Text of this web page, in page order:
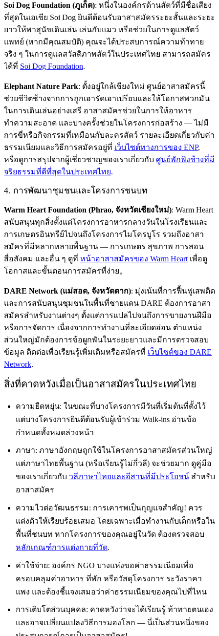
Soi Dog Foundation (ภูเก็ต): หนึ่งในองค์กรด้านสัตว์ที่มีชื่อเสียง
ที่สุดในเอเชีย Soi Dog ยินดีต้อนรับอาสาสมัครระยะสั้นและระยะ
ยาวให้พาสุนัขเดินเล่น เล่นกับแมว หรือช่วยในการดูแลสัตว์
แพทย์ (หากมีคุณสมบัติ) คุณจะได้ประสบการณ์ความท้าทาย
จริง ๆ ในการดูแลสวัสดิภาพสัตว์ในประเทศไทย สามารถสมัคร
ได้ที่ Soi Dog Foundation.
Elephant Nature Park: ตั้งอยู่ใกล้เชียงใหม่ ศูนย์อาสาสมัครนี้
ช่วยชีวิตช้างจากการถูกเอารัดเอาเปรียบและให้โอกาสพวกมัน
ในการเดินเล่นอย่างเสรี อาสาสมัครช่วยในการให้อาหาร
ทำความสะอาด และบางครั้งช่วยในโครงการก่อสร้าง — ไม่มี
การขี่หรือกิจกรรมที่เหมือนกับละครสัตว์ รายละเอียดเกี่ยวกับค่า
ธรรมเนียมและวิธีการสมัครอยู่ที่ เว็บไซต์ทางการของ ENP,
หรือดูการสรุปจากผู้เชี่ยวชาญของเราเกี่ยวกับ ศูนย์พักพิงช้างที่มี
จริยธรรมที่ดีที่สุดในประเทศไทย.
4. การพัฒนาชุมชนและโครงการชนบท
Warm Heart Foundation (Phrao, จังหวัดเชียงใหม่): Warm Heart
สนับสนุนทุกสิ่งตั้งแต่โครงการอาหารกลางวันในโรงเรียนและ
การเกษตรอินทรีย์ไปจนถึงโครงการไมโครบูโร รวมถึงอาสา
สมัครที่มีหลากหลายพื้นฐาน — การเกษตร สุขภาพ การสอน
สื่อสังคม และอื่น ๆ ดูที่ หน้าอาสาสมัครของ Warm Heart เพื่อดู
โอกาสและขั้นตอนการสมัครที่ง่าย。
DARE Network (แม่สอด, จังหวัดตาก): มุ่งเน้นที่การฟื้นฟูเสพติด
และการสนับสนุนชุมชนในพื้นที่ชายแดน DARE ต้องการอาสา
สมัครสำหรับงานต่างๆ ตั้งแต่การแปลไปจนถึงการขายงานฝีมือ
หรือการจัดการ เนื่องจากการทำงานที่ละเอียดอ่อน ตำแหน่ง
ส่วนใหญ่มักต้องการข้อผูกพันในระยะยาวและมีการตรวจสอบ
ข้อมูล ติดต่อเพื่อเรียนรู้เพิ่มเติมหรือสมัครที่ เว็บไซต์ของ DARE
Network.
สิ่งที่คาดหวังเมื่อเป็นอาสาสมัครในประเทศไทย
ความยืดหยุ่น: ในขณะที่บางโครงการมีวันที่เริ่มต้นที่ตั้งไว้
แต่บางโครงการยินดีต้อนรับผู้เข้าร่วม Walk-ins อ่านข้อ
กำหนดทั้งหมดล่วงหน้า
ภาษา: ภาษาอังกฤษถูกใช้ในโครงการอาสาสมัครส่วนใหญ่
แต่ภาษาไทยพื้นฐาน (หรือเรียนรู้ไม่กี่วลี) จะช่วยมาก ดูคู่มือ
ของเราเกี่ยวกับ วลีภาษาไทยและอีสานที่มีประโยชน์ สำหรับ
อาสาสมัคร
ความไวต่อวัฒนธรรม: การเคารพเป็นกุญแจสำคัญ! ควร
แต่งตัวให้เรียบร้อยเสมอ โดยเฉพาะเมื่อทำงานกับเด็กหรือใน
พื้นที่ชนบท หากโครงการของคุณอยู่ในวัด ต้องตรวจสอบ
หลักเกณฑ์การแต่งกายที่วัด.
ค่าใช้จ่าย: องค์กร NGO บางแห่งขอค่าธรรมเนียมเพื่อ
ครอบคลุมค่าอาหาร ที่พัก หรือวัสดุโครงการ ระวังราคา
แพง และต้องชี้แจงเสมอว่าค่าธรรมเนียมของคุณไปที่ไหน
การเติบโตส่วนบุคคล: คาดหวังว่าจะได้เรียนรู้ ท้าทายตนเอง
และอาจเปลี่ยนแปลงวิธีการมองโลก — นี่เป็นส่วนหนึ่งของ